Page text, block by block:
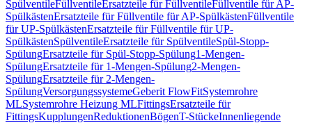
SpülventileFüllventileErsatzteile für FüllventileFüllventile für AP-
SpülkästenErsatzteile für Füllventile für AP-SpülkästenFüllventile
für UP-SpülkästenErsatzteile für Füllventile für UP-
SpülkästenSpülventileErsatzteile für SpülventileSpül-Stopp-
SpülungErsatzteile für Spül-Stopp-Spülung1-Mengen-
SpülungErsatzteile für 1-Mengen-Spülung2-Mengen-
SpülungErsatzteile für 2-Mengen-
SpülungVersorgungssystemeGeberit FlowFitSystemrohre
MLSystemrohre Heizung MLFittingsErsatzteile für
FittingsKupplungenReduktionenBögenT-StückeInnenliegende